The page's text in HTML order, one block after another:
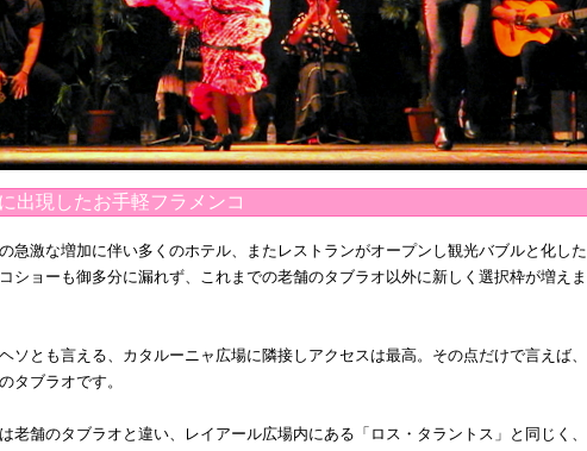
出現したお手軽フラメンコ
急激な増加に伴い多くのホテル、またレストランがオープンし観光バブルと化した
ショーも御多分に漏れず、これまでの老舗のタブラオ以外に新しく選択枠が増えま
ソとも言える、カタルーニャ広場に隣接しアクセスは最高。その点だけで言えば、
タブラオです。
老舗のタブラオと違い、レイアール広場内にある「ロス・タラントス」と同じく、